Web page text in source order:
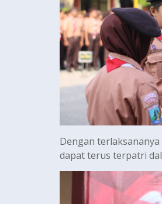
Dengan
dapat terus terpatri